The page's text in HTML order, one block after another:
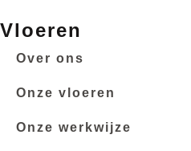
Vloeren
Over ons
Onze vloeren
Onze werkwijze